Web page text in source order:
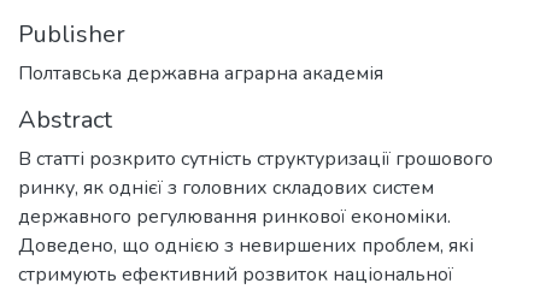
Publisher
Полтавська державна аграрна академія
Abstract
В статті розкрито сутність структуризації грошового
ринку, як однієї з головних складових систем
державного регулювання ринкової економіки.
Доведено, що однією з невиршених проблем, які
стримують ефективний розвиток національної